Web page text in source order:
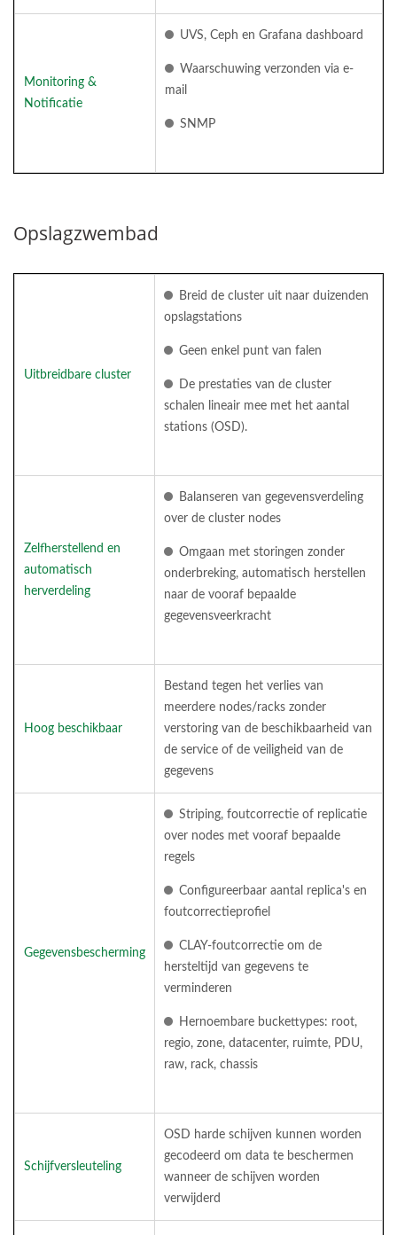
Monitoring &
Notificatie
UVS, Ceph en Grafana dashboard
Waarschuwing verzonden via e-
mail
SNMP
Opslagzwembad
Uitbreidbare cluster
Breid de cluster uit naar duizenden
opslagstations
Geen enkel punt van falen
De prestaties van de cluster
schalen lineair mee met het aantal
stations (OSD).
Zelfherstellend en
automatisch
herverdeling
Balanseren van gegevensverdeling
over de cluster nodes
Omgaan met storingen zonder
onderbreking, automatisch herstellen
naar de vooraf bepaalde
gegevensveerkracht
Hoog beschikbaar
Bestand tegen het verlies van
meerdere nodes/racks zonder
verstoring van de beschikbaarheid van
de service of de veiligheid van de
gegevens
Gegevensbescherming
Striping, foutcorrectie of replicatie
over nodes met vooraf bepaalde
regels
Configureerbaar aantal replica's en
foutcorrectieprofiel
CLAY-foutcorrectie om de
hersteltijd van gegevens te
verminderen
Hernoembare buckettypes: root,
regio, zone, datacenter, ruimte, PDU,
raw, rack, chassis
Schijfversleuteling
OSD harde schijven kunnen worden
gecodeerd om data te beschermen
wanneer de schijven worden
verwijderd